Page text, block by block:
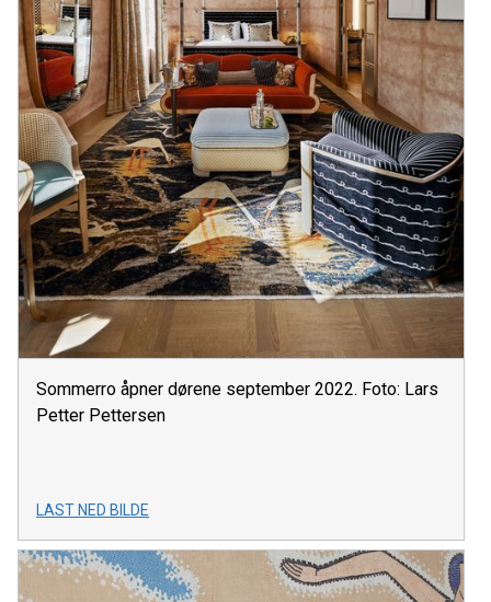
Sommerro åpner dørene september 2022. Foto: Lars
Petter Pettersen
LAST NED BILDE